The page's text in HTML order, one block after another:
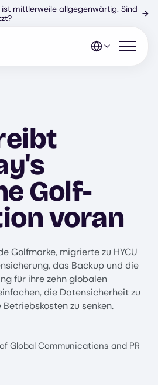
ist mittlerweile allgegenwärtig. Sind →
Mobiles
Golf-
voran
Golfmarke, migrierte zu HYCU
das Backup und die
für ihre zehn globalen
die Datensicherheit zu
zu senken.
Global Communications and PR